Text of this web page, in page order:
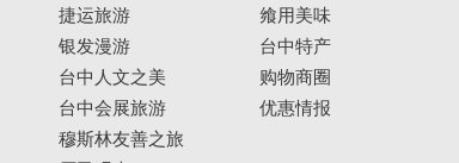
捷运旅游
银发漫游
台中人文之美
台中会展旅游
穆斯林友善之旅
飨用美味
台中特产
购物商圈
优惠情报